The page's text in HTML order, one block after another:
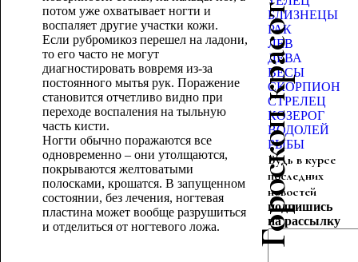
потом уже охватывает ногти и
воспаляет другие участки кожи.
Если рубромикоз перешел на ладони,
то его часто не могут
диагностировать вовремя из-за
постоянного мытья рук. Поражение
становится отчетливо видно при
переходе воспаления на тыльную
часть кисти.
Ногти обычно поражаются все
одновременно – они утолщаются,
покрываются желтоватыми
полосками, крошатся. В запущенном
состоянии, без лечения, ногтевая
пластина может вообще разрушиться
и отделиться от ногтевого ложа.
Гороскоп красоты
БЛИЗНЕЦЫ
РАК
ЛЕВ
ДЕВА
ВЕСЫ
СКОРПИОН
СТРЕЛЕЦ
КОЗЕРОГ
ВОДОЛЕЙ
РЫБЫ
Будь в курсе
последних
новостей
подпишись
на рассылку